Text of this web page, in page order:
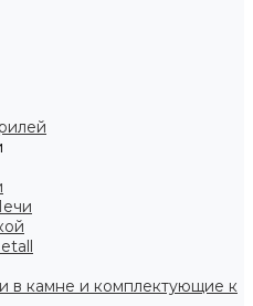
в камне и комплектующие к